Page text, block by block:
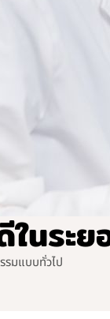
นระย
รมแบบทั่วไป